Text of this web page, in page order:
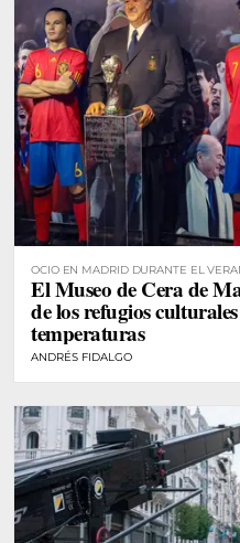
OCIO EN MADRID DURANTE EL
El Museo de Cera de
de los refugios
temperaturas
ANDRÉS FIDALGO